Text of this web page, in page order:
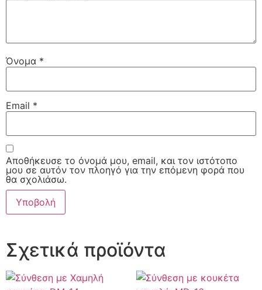
Όνομα *
Email *
Αποθήκευσε το όνομά μου, email, και τον ιστότοπο
μου σε αυτόν τον πλοηγό για την επόμενη φορά που
θα σχολιάσω.
Σχετικά προϊόντα